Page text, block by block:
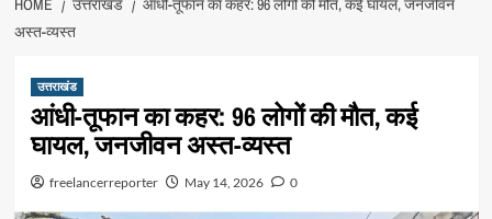
HOME उत्तराखंड
आंधी-तूफान का कहर: 96 लोगों की मौत, कई घायल, जनजीवन
अस्त-व्यस्त
उत्तराखंड
आंधी-तूफान का कहर: 96 लोगों की मौत, कई
घायल, जनजीवन अस्त-व्यस्त
freelancerreporter May 14, 2026 0